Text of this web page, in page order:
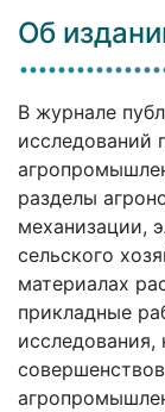
Об
В журнале
исследований
разделы
механизации,
сельского
материалах
прикладные
исследования,